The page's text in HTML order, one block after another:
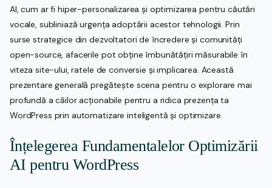
AI, cum ar fi hiper-personalizarea și optimizarea pentru căutări
vocale, subliniază urgența adoptării acestor tehnologii. Prin
surse strategice din dezvoltatori de încredere și comunități
open-source, afacerile pot obține îmbunătățiri măsurabile în
viteza site-ului, ratele de conversie și implicarea. Această
prezentare generală pregătește scena pentru o explorare mai
profundă a căilor acționabile pentru a ridica prezența ta
WordPress prin automatizare inteligentă și optimizare.
Înțelegerea Fundamentalelor Optimizării
AI pentru WordPress